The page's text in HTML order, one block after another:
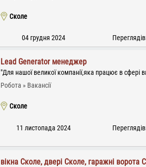
Сколе
04 грудня 2024
Lead Generator менеджер
"Для нашої великої компанії,яка працює в сфері
Робота
Вакансії
Сколе
11 листопада 2024
вікна Сколе, двері Сколе, гаражні ворота